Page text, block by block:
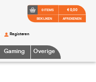
Gaming Overige
Registeren
0 ITEMS
BEKIJKEN
€ 0,00
AFREKENEN